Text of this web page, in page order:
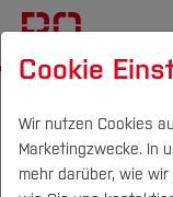
Cookie
Wir nutzen Cookies
Marketingzwecke. In
mehr darüber, wie